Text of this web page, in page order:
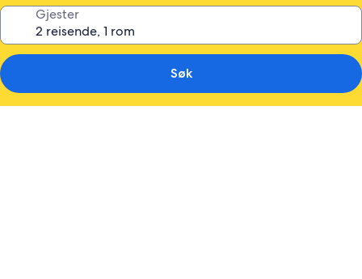
Gjester
Søk